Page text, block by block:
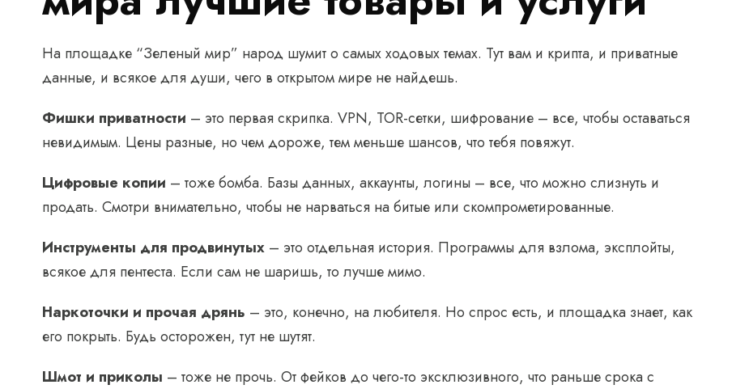
На площадке “Зеленый мир” народ шумит о самых ходовых темах. Тут вам и крипта, и приватные
данные, и всякое для души, чего в открытом мире не найдешь.
Фишки приватности – это первая скрипка. VPN, TOR-сетки, шифрование – все, чтобы оставаться
невидимым. Цены разные, но чем дороже, тем меньше шансов, что тебя повяжут.
Цифровые копии – тоже бомба. Базы данных, аккаунты, логины – все, что можно слизнуть и
продать. Смотри внимательно, чтобы не нарваться на битые или скомпрометированные.
Инструменты для продвинутых – это отдельная история. Программы для взлома, эксплойты,
всякое для пентеста. Если сам не шаришь, то лучше мимо.
Наркоточки и прочая дрянь – это, конечно, на любителя. Но спрос есть, и площадка знает, как
его покрыть. Будь осторожен, тут не шутят.
Шмот и приколы – тоже не прочь. От фейков до чего-то эксклюзивного, что раньше срока с